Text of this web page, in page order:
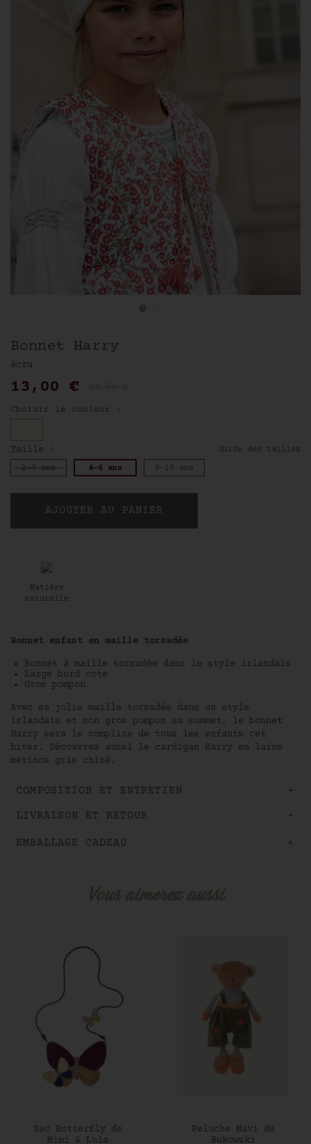
Bonnet Harry
écru
13,00 €
Choisir la couleur :
Taille : Guide des tailles
2-3 ans 4-6 ans 8-10 ans
AJOUTER AU PANIER
Matière
naturelle
Bonnet enfant en maille torsadée
Bonnet à maille torsadée dans le style irlandais
Large bord cote
Gros pompon
Avec sa jolie maille torsadée dans un style
irlandais et son gros pompon au sommet, le bonnet
Harry sera le complice de tous les enfants cet
hiver. Découvrez aussi le cardigan Harry en laine
mérinos gris chiné.
COMPOSITION ET ENTRETIEN
LIVRAISON ET RETOUR
EMBALLAGE CADEAU
AJOUTER AU PANIER
Sac Butterfly de
Mimi & Lula
AJOUTER AU PANIER
Peluche Mavi de
Bukowski
Vous bénéficierez de - 10 %
J'accepte les conditions générales
et la politique
de confidentialité.
des données personnelles